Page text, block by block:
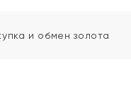
и обмен золота